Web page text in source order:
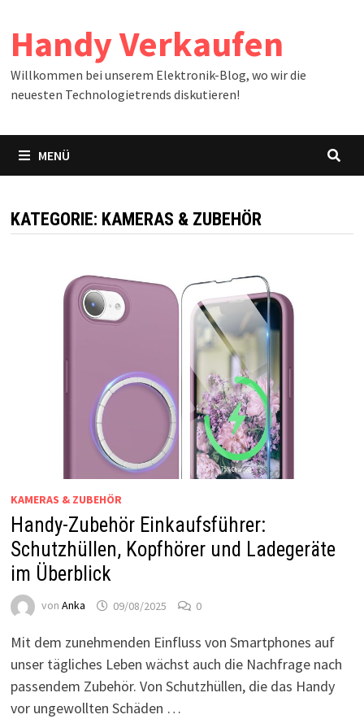
Inhalt
springen
Handy Verkaufen
Willkommen bei unserem Elektronik-Blog, wo wir die
neuesten Technologietrends diskutieren!
MENÜ
KATEGORIE: KAMERAS & ZUBEHÖR
KAMERAS & ZUBEHÖR
Handy-Zubehör Einkaufsführer:
Schutzhüllen, Kopfhörer und Ladegeräte
im Überblick
von Anka 09/08/2025 0
Mit dem zunehmenden Einfluss von Smartphones auf
unser tägliches Leben wächst auch die Nachfrage nach
passendem Zubehör. Von Schutzhüllen, die das Handy
vor ungewollten Schäden …